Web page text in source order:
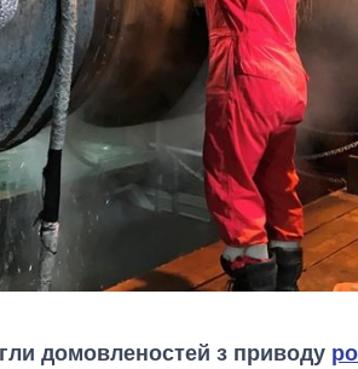
домовленостей з приводу